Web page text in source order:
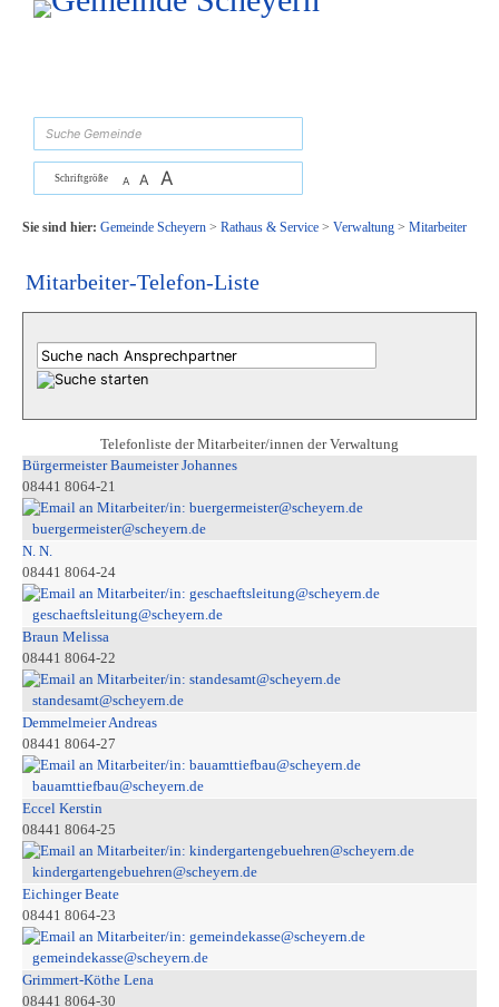
Zum Inhalt, zur Navigationoder zur Startseite springen.
Schriftgröße A A A
Sie sind hier: Gemeinde Scheyern> Rathaus & Service> Verwaltung> Mitarbeiter
Mitarbeiter-Telefon-Liste
Telefonliste der Mitarbeiter/innen der Verwaltung
Bürgermeister Baumeister Johannes
08441 8064-21
buergermeister@scheyern.de
N. N.
08441 8064-24
geschaeftsleitung@scheyern.de
Braun Melissa
08441 8064-22
standesamt@scheyern.de
Demmelmeier Andreas
08441 8064-27
bauamttiefbau@scheyern.de
Eccel Kerstin
08441 8064-25
kindergartengebuehren@scheyern.de
Eichinger Beate
08441 8064-23
gemeindekasse@scheyern.de
Grimmert-Köthe Lena
08441 8064-30